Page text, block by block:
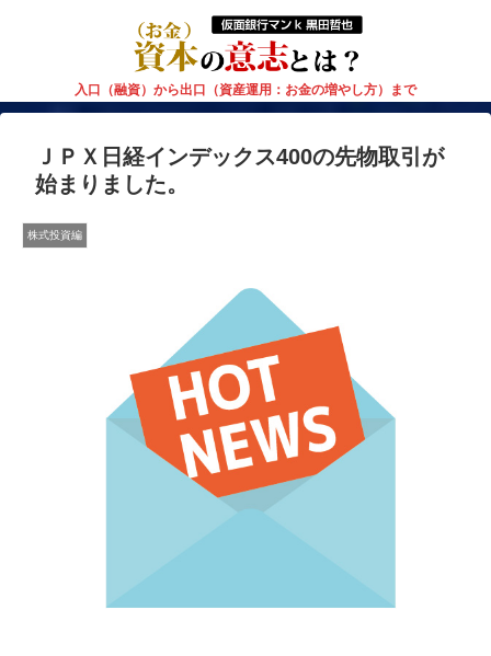
入口（融資）から出口（資産運用：お金の増やし方）まで
ＪＰＸ日経インデックス400の先物取引が
始まりました。
株式投資編